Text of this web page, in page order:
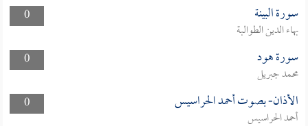
0
سورة البينة
بهاء الدين الطوالبة
0
سورة هود
محمد جبريل
0
الأذان- بصوت أحمد الحراسيس
أحمد الحراسيس